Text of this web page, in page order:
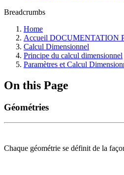
Breadcrumbs
Home
Accueil DOCUMENTATION
Calcul Dimensionnel
Principe du calcul dimensionnel
Paramètres et Calcul
On this Page
Géométries
Chaque géométrie se définit de la